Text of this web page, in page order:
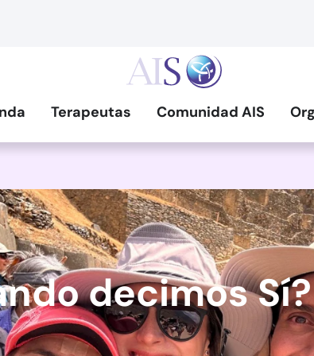
Terapeutas Comunidad AIS
decimos